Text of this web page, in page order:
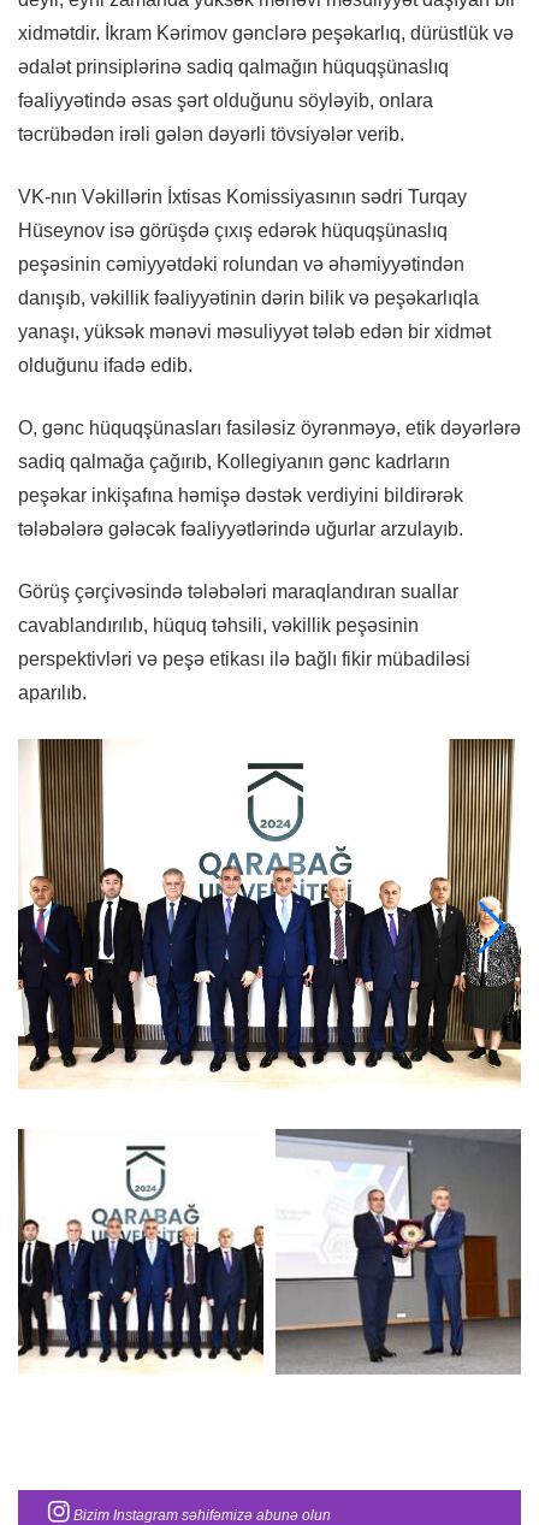
xidmətdir. İkram Kərimov gənclərə peşəkarlıq, dürüstlük və
ədalət prinsiplərinə sadiq qalmağın hüquqşünaslıq
fəaliyyətində əsas şərt olduğunu söyləyib, onlara
təcrübədən irəli gələn dəyərli tövsiyələr verib.
VK-nın Vəkillərin İxtisas Komissiyasının sədri Turqay
Hüseynov isə görüşdə çıxış edərək hüquqşünaslıq
peşəsinin cəmiyyətdəki rolundan və əhəmiyyətindən
danışıb, vəkillik fəaliyyətinin dərin bilik və peşəkarlıqla
yanaşı, yüksək mənəvi məsuliyyət tələb edən bir xidmət
olduğunu ifadə edib.
O, gənc hüquqşünasları fasiləsiz öyrənməyə, etik dəyərlərə
sadiq qalmağa çağırıb, Kollegiyanın gənc kadrların
peşəkar inkişafına həmişə dəstək verdiyini bildirərək
tələbələrə gələcək fəaliyyətlərində uğurlar arzulayıb.
Görüş çərçivəsində tələbələri maraqlandıran suallar
cavablandırılıb, hüquq təhsili, vəkillik peşəsinin
perspektivləri və peşə etikası ilə bağlı fikir mübadiləsi
aparılıb.
Bizim Instagram səhifəmizə abunə olun